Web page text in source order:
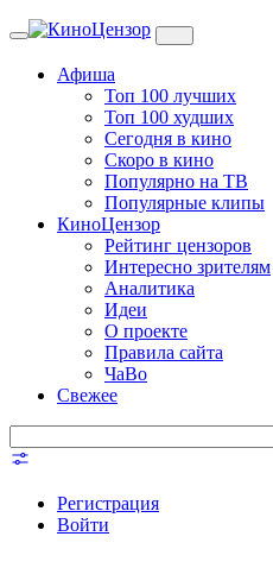
Toggle
Афиша
Топ 100 лучших
Топ 100 худших
Сегодня в кино
Скоро в кино
Популярно на ТВ
Популярные клипы
КиноЦензор
Рейтинг цензоров
Интересно зрителям
Аналитика
Идеи
О проекте
Правила сайта
ЧаВо
Свежее
Регистрация
Войти